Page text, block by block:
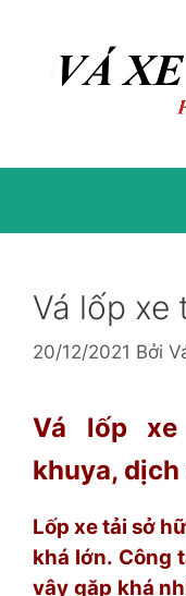
Vá lốp xe
20/12/2021 Bởi
Vá lốp
khuya,
Lốp xe tải sở
khá lớn. Công
vậy gặp khá